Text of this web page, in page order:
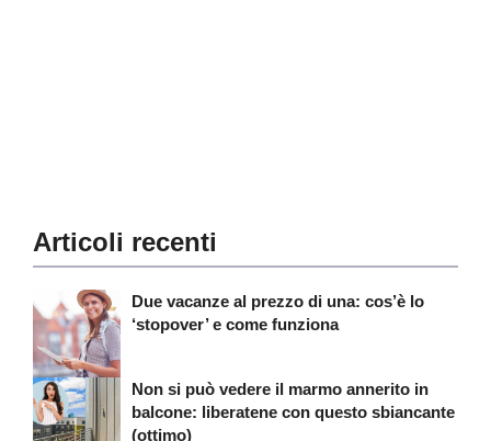
Articoli recenti
Due vacanze al prezzo di una: cos’è lo
‘stopover’ e come funziona
Non si può vedere il marmo annerito in
balcone: liberatene con questo sbiancante
(ottimo)